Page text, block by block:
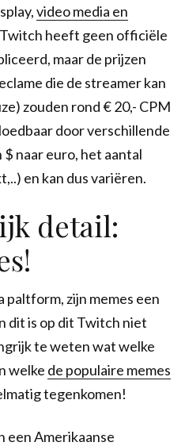
video media en
heeft geen officiële
maar de prijzen
die de streamer kan
zouden rond € 20,- CPM
door verschillende
naar euro, het aantal
en kan dus variëren.
detail:
paltform, zijn memes een
dit is op dit Twitch niet
te weten wat welke
welke de populaire memes
tegenkomen!
een Amerikaanse